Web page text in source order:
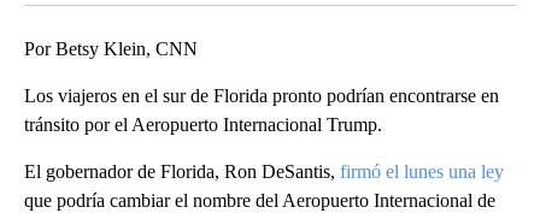
Por Betsy Klein, CNN
Los viajeros en el sur de Florida pronto podrían encontrarse en
tránsito por el Aeropuerto Internacional Trump.
El gobernador de Florida, Ron DeSantis, firmó el lunes una ley
que podría cambiar el nombre del Aeropuerto Internacional de